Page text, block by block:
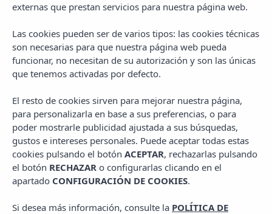
MENU
PLANES EN MENORCA
¡No te pierdas las fiestas
de Sant Martí en
externas que prestan servicios para nuestra página web.
Las cookies pueden ser de varios tipos: las cookies técnicas
son necesarias para que nuestra página web pueda
funcionar, no necesitan de su autorización y son las únicas
que tenemos activadas por defecto.
El resto de cookies sirven para mejorar nuestra página,
para personalizarla en base a sus preferencias, o para
poder mostrarle publicidad ajustada a sus búsquedas,
gustos e intereses personales. Puede aceptar todas estas
cookies pulsando el botón ACEPTAR, rechazarlas pulsando
el botón RECHAZAR o configurarlas clicando en el
apartado CONFIGURACIÓN DE COOKIES.
Si desea más información, consulte la POLÍTICA DE